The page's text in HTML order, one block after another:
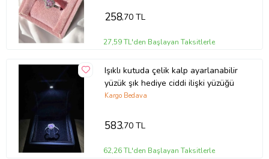
258,70 TL
27,59 TL'den Başlayan Taksitlerle
Işıklı kutuda çelik kalp ayarlanabilir
yüzük şık hediye ciddi ilişki yüzüğü
Kargo Bedava
583,70 TL
62,26 TL'den Başlayan Taksitlerle